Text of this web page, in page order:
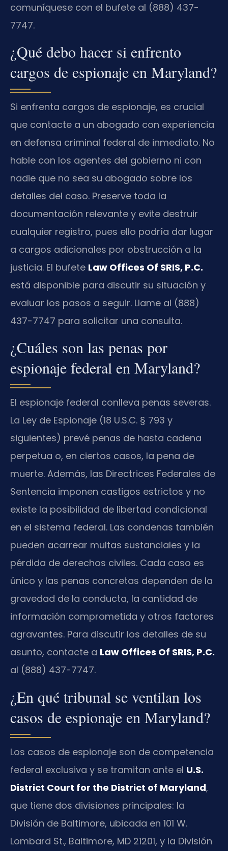
comuníquese con el bufete al (888) 437-
7747.
¿Qué debo hacer si enfrento
cargos de espionaje en Maryland?
Si enfrenta cargos de espionaje, es crucial
que contacte a un abogado con experiencia
en defensa criminal federal de inmediato. No
hable con los agentes del gobierno ni con
nadie que no sea su abogado sobre los
detalles del caso. Preserve toda la
documentación relevante y evite destruir
cualquier registro, pues ello podría dar lugar
a cargos adicionales por obstrucción a la
justicia. El bufete Law Offices Of SRIS, P.C.
está disponible para discutir su situación y
evaluar los pasos a seguir. Llame al (888)
437-7747 para solicitar una consulta.
¿Cuáles son las penas por
espionaje federal en Maryland?
El espionaje federal conlleva penas severas.
La Ley de Espionaje (18 U.S.C. § 793 y
siguientes) prevé penas de hasta cadena
perpetua o, en ciertos casos, la pena de
muerte. Además, las Directrices Federales de
Sentencia imponen castigos estrictos y no
existe la posibilidad de libertad condicional
en el sistema federal. Las condenas también
pueden acarrear multas sustanciales y la
pérdida de derechos civiles. Cada caso es
único y las penas concretas dependen de la
gravedad de la conducta, la cantidad de
información comprometida y otros factores
agravantes. Para discutir los detalles de su
asunto, contacte a Law Offices Of SRIS, P.C.
al (888) 437-7747.
¿En qué tribunal se ventilan los
casos de espionaje en Maryland?
Los casos de espionaje son de competencia
federal exclusiva y se tramitan ante el U.S.
District Court for the District of Maryland,
que tiene dos divisiones principales: la
División de Baltimore, ubicada en 101 W.
Lombard St., Baltimore, MD 21201, y la División